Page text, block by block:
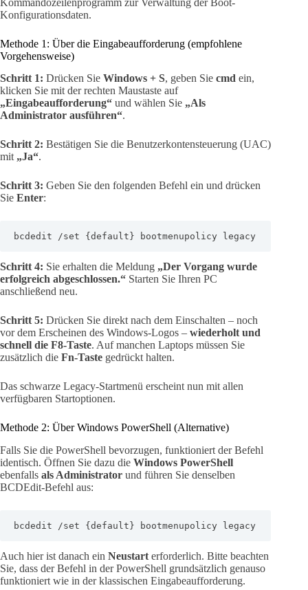
Konfigurationsdaten.
Methode 1: Über die Eingabeaufforderung (empfohlene
Vorgehensweise)
Schritt 1: Drücken Sie Windows + S, geben Sie cmd ein,
klicken Sie mit der rechten Maustaste auf
„Eingabeaufforderung“ und wählen Sie „Als
Administrator ausführen“.
Schritt 2: Bestätigen Sie die Benutzerkontensteuerung (UAC)
mit „Ja“.
Schritt 3: Geben Sie den folgenden Befehl ein und drücken
Sie Enter:
bcdedit /set {default} bootmenupolicy legacy
Schritt 4: Sie erhalten die Meldung „Der Vorgang wurde
erfolgreich abgeschlossen.“ Starten Sie Ihren PC
anschließend neu.
Schritt 5: Drücken Sie direkt nach dem Einschalten – noch
vor dem Erscheinen des Windows-Logos – wiederholt und
schnell die F8-Taste. Auf manchen Laptops müssen Sie
zusätzlich die Fn-Taste gedrückt halten.
Das schwarze Legacy-Startmenü erscheint nun mit allen
verfügbaren Startoptionen.
Methode 2: Über Windows PowerShell (Alternative)
Falls Sie die PowerShell bevorzugen, funktioniert der Befehl
identisch. Öffnen Sie dazu die Windows PowerShell
ebenfalls als Administrator und führen Sie denselben
BCDEdit-Befehl aus:
bcdedit /set {default} bootmenupolicy legacy
Auch hier ist danach ein Neustart erforderlich. Bitte beachten
Sie, dass der Befehl in der PowerShell grundsätzlich genauso
funktioniert wie in der klassischen Eingabeaufforderung.